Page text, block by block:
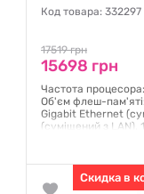
Код товара: 332297
17519 грн
15698 грн
Частота
Об'єм флеш-пам'яті:
Gigabit Ethernet
(суміщений з LAN),
Гарантия:36
Скидка в